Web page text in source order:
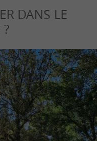
DANS LE